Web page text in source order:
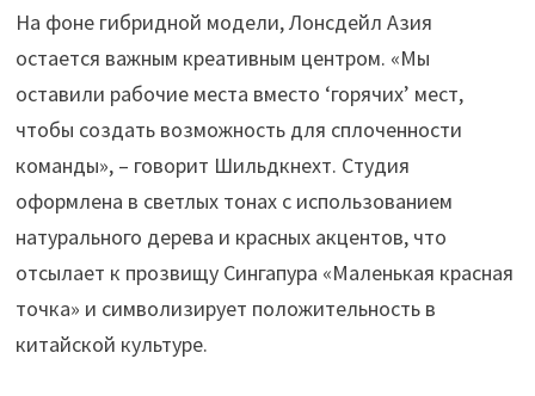
На фоне гибридной модели, Лонсдейл Азия
остается важным креативным центром. «Мы
оставили рабочие места вместо ‘горячих’ мест,
чтобы создать возможность для сплоченности
команды», – говорит Шильдкнехт. Студия
оформлена в светлых тонах с использованием
натурального дерева и красных акцентов, что
отсылает к прозвищу Сингапура «Маленькая красная
точка» и символизирует положительность в
китайской культуре.